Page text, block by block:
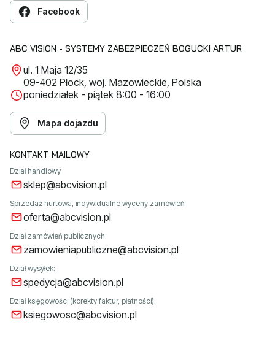
Facebook
ABC VISION - SYSTEMY ZABEZPIECZEŃ BOGUCKI ARTUR
ul. 1 Maja 12/35
09-402 Płock, woj. Mazowieckie, Polska
poniedziałek - piątek 8:00 - 16:00
Mapa dojazdu
KONTAKT MAILOWY
Dział handlowy
sklep@abcvision.pl
Sprzedaż hurtowa, indywidualne wyceny zamówień:
oferta@abcvision.pl
Dział zamówień publicznych:
zamowieniapubliczne@abcvision.pl
Dział wysyłek:
spedycja@abcvision.pl
Dział księgowości (korekty faktur, płatności):
ksiegowosc@abcvision.pl